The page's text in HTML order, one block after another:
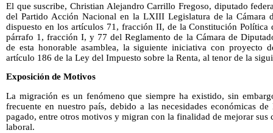
El que suscribe, Christian Alejandro Carrillo Fregoso, diputado
del Partido Acción Nacional en la LXIII Legislatura de la Cámara
dispuesto en los artículos 71, fracción II, de la Constitución Política
párrafo 1, fracción I, y 77 del Reglamento de la Cámara de
de esta honorable asamblea, la siguiente iniciativa con proyecto
artículo 186 de la Ley del Impuesto sobre la Renta, al tenor de la
Exposición de Motivos
La migración es un fenómeno que siempre ha existido, sin
frecuente en nuestro país, debido a las necesidades económicas
pagado, entre otros motivos y migran con la finalidad de mejorar sus
laboral.